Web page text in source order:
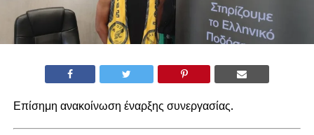
Επίσημη ανακοίνωση έναρξης συνεργασίας.